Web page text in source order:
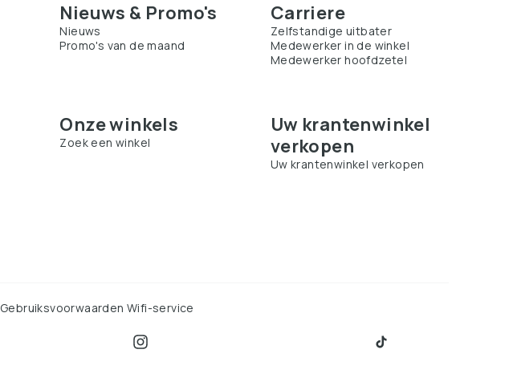
Nieuws & Promo's
Nieuws
Promo's van de maand
Carriere
Zelfstandige uitbater
Medewerker in de winkel
Medewerker hoofdzetel
Onze winkels
Zoek een winkel
Uw krantenwinkel
verkopen
Uw krantenwinkel verkopen
Gebruiksvoorwaarden Wifi-service